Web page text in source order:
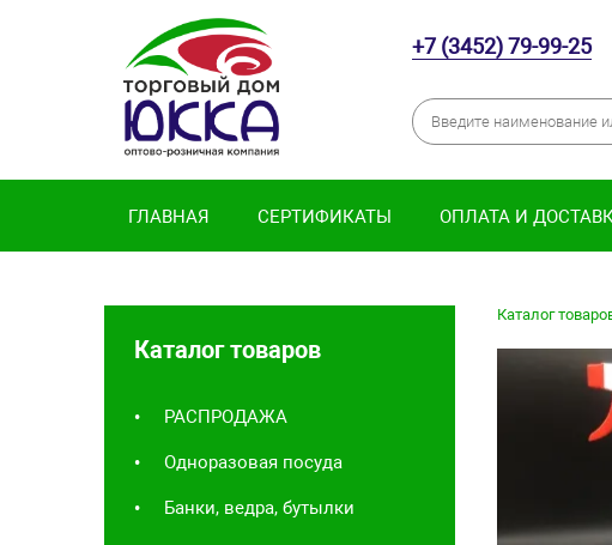
+7 (3452) 79-99-25
ГЛАВНАЯ СЕРТИФИКАТЫ ОПЛАТА И
Каталог товаров
РАСПРОДАЖА
Одноразовая посуда
Банки, ведра, бутылки
Каталог